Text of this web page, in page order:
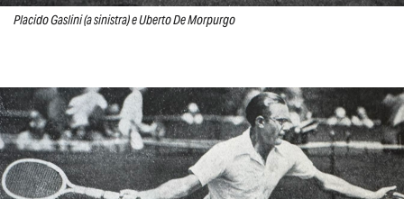
Placido Gaslini (a sinistra) e Uberto De Morpurgo